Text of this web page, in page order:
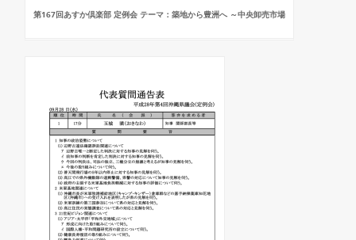
第167回あすか倶楽部 定例会 テーマ：築地から豊洲へ ～中央卸売市場